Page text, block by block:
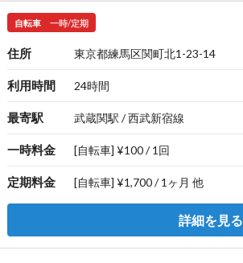
自転車 一時/定期
住所 東京都練馬区関町北1-23-14
利用時間 24時間
最寄駅 武蔵関駅 / 西武新宿線
一時料金 [自転車] ¥100 / 1回
定期料金 [自転車] ¥1,700 / 1ヶ月 他
詳細を見る